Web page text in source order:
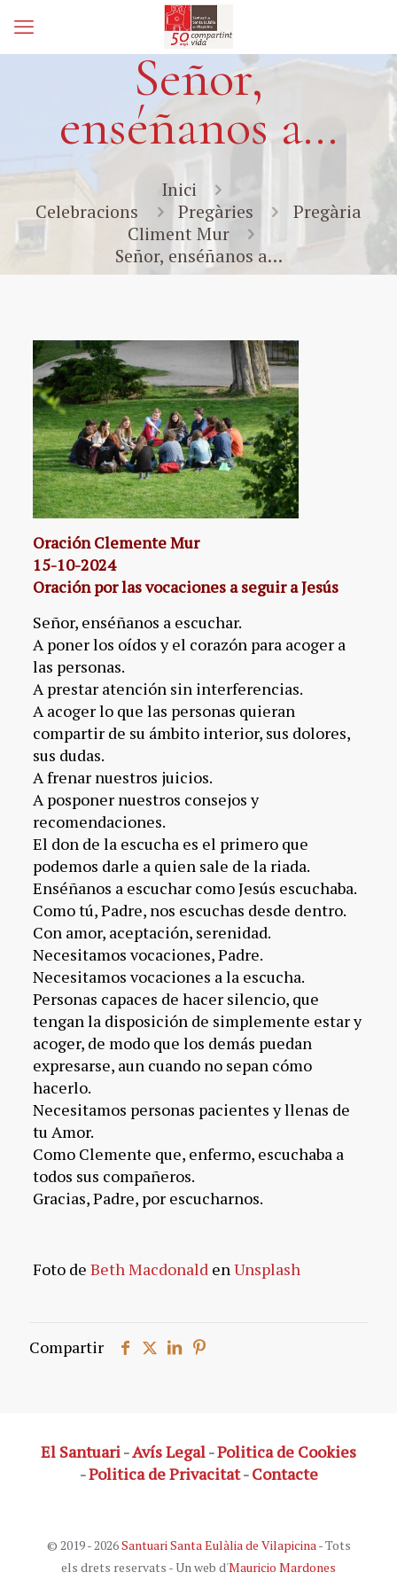
Señor,
enséñanos a…
Inici
Celebracions
Pregàries
Pregària
Climent Mur
Señor, enséñanos a…
Oración Clemente Mur
15-10-2024
Oración por las vocaciones a seguir a Jesús
Señor, enséñanos a escuchar.
A poner los oídos y el corazón para acoger a
las personas.
A prestar atención sin interferencias.
A acoger lo que las personas quieran
compartir de su ámbito interior, sus dolores,
sus dudas.
A frenar nuestros juicios.
A posponer nuestros consejos y
recomendaciones.
El don de la escucha es el primero que
podemos darle a quien sale de la riada.
Enséñanos a escuchar como Jesús escuchaba.
Como tú, Padre, nos escuchas desde dentro.
Con amor, aceptación, serenidad.
Necesitamos vocaciones, Padre.
Necesitamos vocaciones a la escucha.
Personas capaces de hacer silencio, que
tengan la disposición de simplemente estar y
acoger, de modo que los demás puedan
expresarse, aun cuando no sepan cómo
hacerlo.
Necesitamos personas pacientes y llenas de
tu Amor.
Como Clemente que, enfermo, escuchaba a
todos sus compañeros.
Gracias, Padre, por escucharnos.
Foto de Beth Macdonald en Unsplash
Compartir
El Santuari-Avís Legal-Politica de Cookies
-Politica de Privacitat-Contacte
© 2019 - 2026Santuari Santa Eulàlia de Vilapicina- Tots
els drets reservats - Un web d'Mauricio Mardones